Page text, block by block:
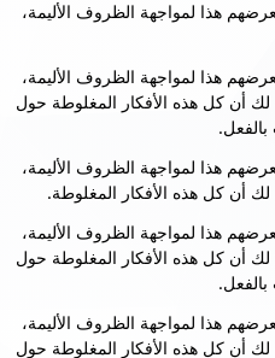
هذا لمواجهة الظروف الأليمة،
هذا لمواجهة الظروف الأليمة،
لك أن كل هذه الأفكار المغلوطة حول
بالفعل.
هذا لمواجهة الظروف الأليمة،
أن كل هذه الأفكار المغلوطة.
هذا لمواجهة الظروف الأليمة،
لك أن كل هذه الأفكار المغلوطة حول
بالفعل.
هذا لمواجهة الظروف الأليمة،
لك أن كل هذه الأفكار المغلوطة حول